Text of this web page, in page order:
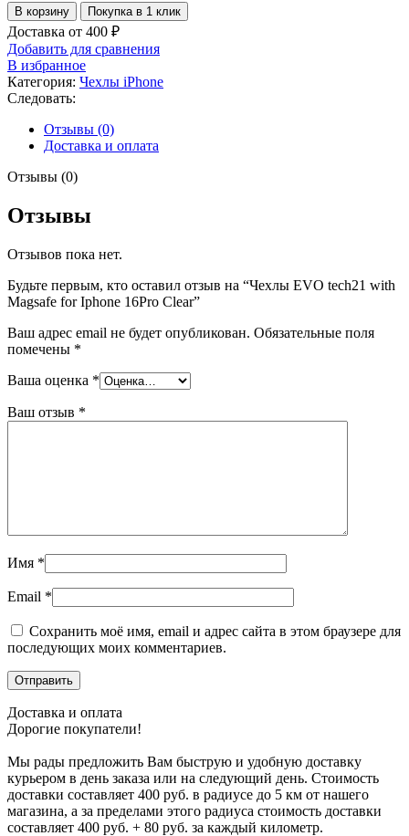
Количество
товара
Чехлы
EVO
tech21
with
Magsafe
Iphone
Clear
В корзину Покупка в 1 клик
Доставка от 400 ₽
Добавить для сравнения
В избранное
Категория: Чехлы iPhone
Следовать:
Отзывы (0)
Доставка и оплата
Отзывы (0)
Отзывы
Отзывов пока нет.
Будьте первым, кто оставил отзыв на “Чехлы EVO tech21 with
Magsafe for Iphone 16Pro Clear”
Ваш адрес email не будет опубликован. Обязательные поля
помечены *
Ваша оценка *
Ваш отзыв *
Имя *
Email *
Сохранить моё имя, email и адрес сайта в этом браузере для
последующих моих комментариев.
Доставка и оплата
Дорогие покупатели!
Мы рады предложить Вам быструю и удобную доставку
курьером в день заказа или на следующий день. Стоимость
доставки составляет 400 руб. в радиусе до 5 км от нашего
магазина, а за пределами этого радиуса стоимость доставки
составляет 400 руб. + 80 руб. за каждый километр.